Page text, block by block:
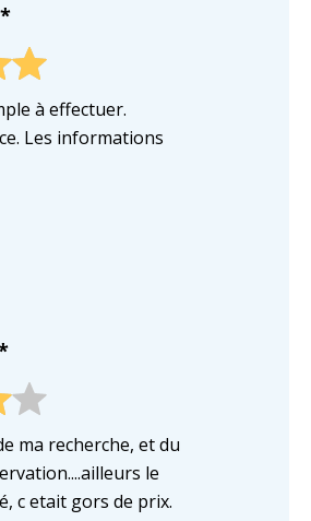
à effectuer.
Les informations
ma recherche, et du
le
c etait gors de prix.